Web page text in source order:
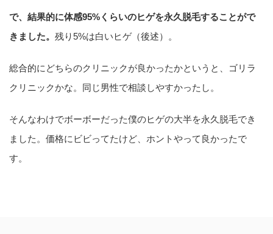
で、結果的に体感95%くらいのヒゲを永久脱毛することがで
きました。 残り5%は白いヒゲ（後述）。
総合的にどちらのクリニックが良かったかというと、ゴリラ
クリニックかな。同じ男性で相談しやすかったし。
そんなわけでボーボーだった僕のヒゲの大半を永久脱毛でき
ました。価格にビビってたけど、ホントやって良かったで
す。